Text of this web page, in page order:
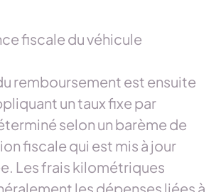
fiscale du véhicule
remboursement est ensuite
un taux fixe par
selon un barème de
fiscale qui est mis à jour
Les frais kilométriques
les dépenses liées à